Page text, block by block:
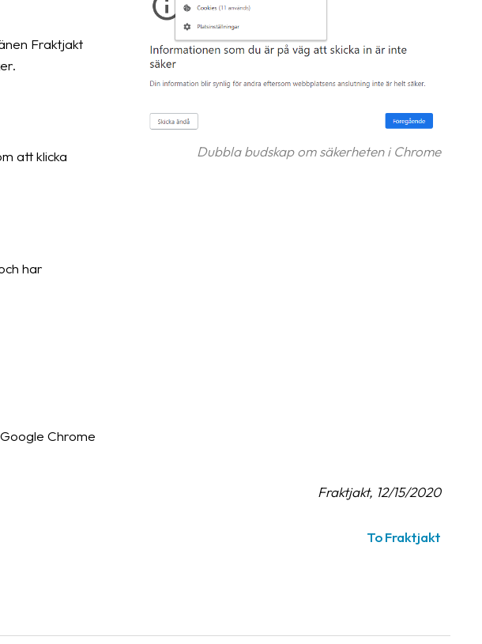
Dubbla budskap om säkerheten i Chrome
Fraktjakt
att klicka
har
Chrome
Fraktjakt, 12/15/2020
To Fraktjakt